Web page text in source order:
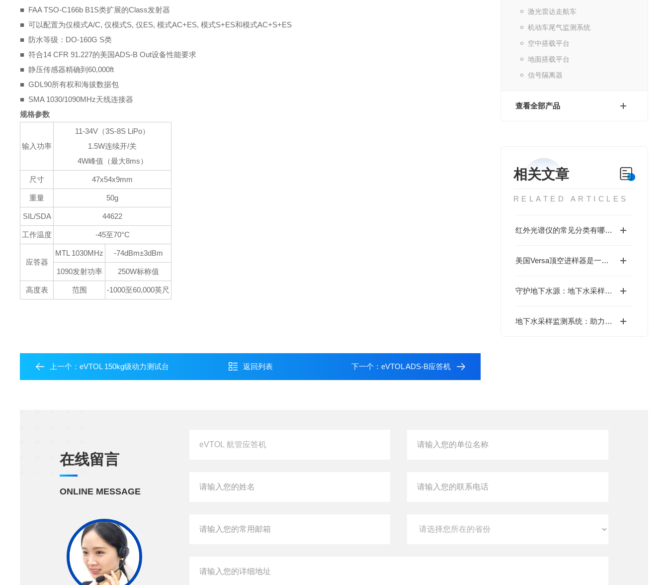
激光雷达走航车
机动车尾气监测系统
空中搭载平台
地面搭载平台
信号隔离器
查看全部产品
相关文章
RELATED ARTICLES
红外光谱仪的常见分类有哪些？
美国Versa顶空进样器是一种理想的样品净化方法
守护地下水源：地下水采样监测系统落地应用
地下水采样监测系统：助力水资源管理与保护
■ FAA TSO-C166b B1S类扩展的Class发射器
■ 可以配置为仅模式A/C, 仅模式S, 仅ES, 模式AC+ES, 模式S+ES和模式AC+S+ES
■ 防水等级：DO-160G S类
■ 符合14 CFR 91.227的美国ADS-B Out设备性能要求
■ 静压传感器精确到60,000ft
■ GDL90所有权和海拔数据包
■ SMA 1030/1090MHz天线连接器
规格参数
输入功率
11-34V（3S-8S LiPo）
1.5W连续开/关
4W峰值（最大8ms）
尺寸 47x54x9mm
重量 50g
SIL/SDA 44622
工作温度 -45至70°C
应答器
MTL 1030MHz -74dBm±3dBm
1090发射功率 250W标称值
高度表 范围 -1000至60,000英尺
上一个：eVTOL 150kg级动力测试台 返回列表 下一个： eVTOL ADS-B应答机
在线留言
ONLINE MESSAGE